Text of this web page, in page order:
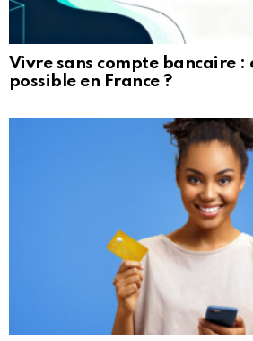
Vivre sans compte bancaire :
possible en France ?